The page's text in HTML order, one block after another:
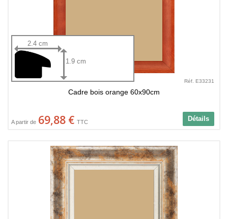
2.4 cm
1.9 cm
Réf. E33231
Cadre bois orange 60x90cm
Détails
A partir de 69,88 € TTC